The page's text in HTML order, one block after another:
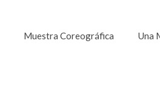
Muestra Coreográfica Una